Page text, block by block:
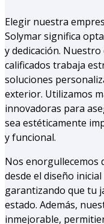
Elegir nuestra
Solymar significa
y dedicación.
calificados trabaja
soluciones
exterior. Utilizamos
innovadoras para
sea estéticamente
y funcional.
Nos enorgullecemos
desde el diseño
garantizando que tu
estado. Además,
inmejorable,